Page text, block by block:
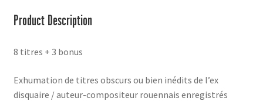
Product Description
8 titres + 3 bonus
Exhumation de titres obscurs ou bien inédits de l’ex
disquaire / auteur-compositeur rouennais enregistrés